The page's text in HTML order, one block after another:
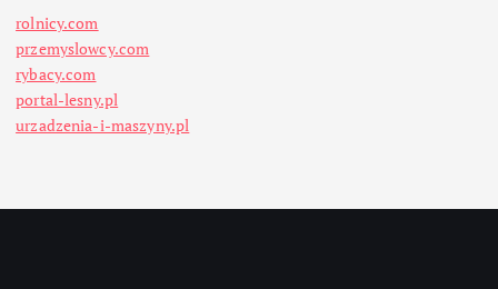
rolnicy.com
przemyslowcy.com
rybacy.com
portal-lesny.pl
urzadzenia-i-maszyny.pl